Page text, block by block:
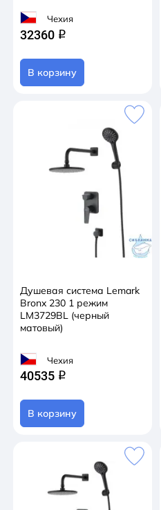
Чехия
32360 q
В корзину
Душевая система Lemark
Bronx 230 1 режим
LM3729BL (черный
матовый)
Чехия
40535 q
В корзину